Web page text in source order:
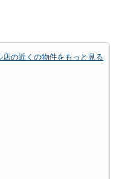
の近くの物件をもっと見る